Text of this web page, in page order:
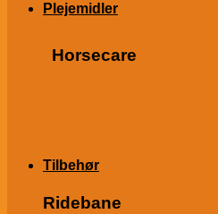
Plejemidler
Horsecare
Tilbehør
Ridebane